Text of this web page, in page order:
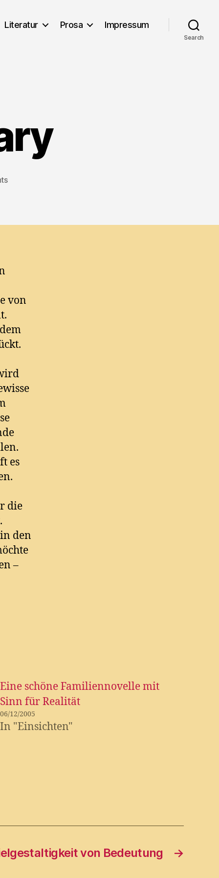
Literatur Prosa Impressum
Search
on
von
es
die
den
–
Eine schöne Familiennovelle mit
Sinn für Realität
06/12/2005
In "Einsichten"
→
von Bedeutung